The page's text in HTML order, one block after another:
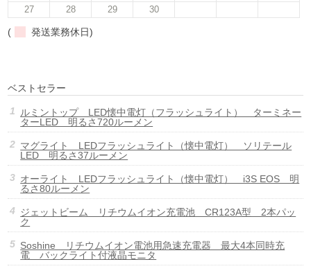
27
28 29 30
( 発送業務休日)
ベストセラー
ルミントップ LED懐中電灯（フラッシュライト） ターミネー
ターLED 明るさ720ルーメン
マグライト LEDフラッシュライト（懐中電灯） ソリテール
LED 明るさ37ルーメン
オーライト LEDフラッシュライト（懐中電灯） i3S EOS 明
るさ80ルーメン
ジェットビーム リチウムイオン充電池 CR123A型 2本パッ
ク
Soshine リチウムイオン電池用急速充電器 最大4本同時充
電 バックライト付液晶モニタ